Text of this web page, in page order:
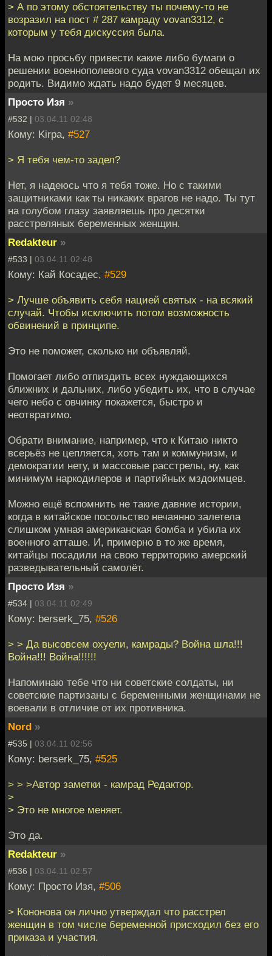
> А по этому обстоятельству ты почему-то не
возразил на пост # 287 камраду vovan3312, с
которым у тебя дискуссия была.
На мою просьбу привести какие либо бумаги о
решении военнополевого суда vovan3312 обещал их
родить. Видимо ждать надо будет 9 месяцев.
Просто Изя »
#532 | 03.04.11 02:48
Кому: Kirpa, #527
> Я тебя чем-то задел?
Нет, я надеюсь что я тебя тоже. Но с такими
защитниками как ты никаких врагов не надо. Ты тут
на голубом глазу заявляешь про десятки
расстреляных беременных женщин.
Redakteur »
#533 | 03.04.11 02:48
Кому: Кай Косадес, #529
> Лучше объявить себя нацией святых - на всякий
случай. Чтобы исключить потом возможность
обвинений в принципе.
Это не поможет, сколько ни объявляй.
Помогает либо отпиздить всех нуждающихся
ближних и дальних, либо убедить их, что в случае
чего небо с овчинку покажется, быстро и
неотвратимо.
Обрати внимание, например, что к Китаю никто
всерьёз не цепляется, хоть там и коммунизм, и
демократии нету, и массовые расстрелы, ну, как
минимум наркодилеров и партийных мздоимцев.
Можно ещё вспомнить не такие давние истории,
когда в китайское посольство нечаянно залетела
слишком умная американская бомба и убила их
военного атташе. И, примерно в то же время,
китайцы посадили на свою территорию амерский
разведывательный самолёт.
Просто Изя »
#534 | 03.04.11 02:49
Кому: berserk_75, #526
> > Да высовсем охуели, камрады? Война шла!!!
Война!!! Война!!!!!!
Напоминаю тебе что ни советские солдаты, ни
советские партизаны с беременными женщинами не
воевали в отличие от их противника.
Nord »
#535 | 03.04.11 02:56
Кому: berserk_75, #525
> > >Автор заметки - камрад Редактор.
>
> Это не многое меняет.
Это да.
Redakteur »
#536 | 03.04.11 02:57
Кому: Просто Изя, #506
> Кононова он лично утверждал что расстрел
женщин в том числе беременной присходил без его
приказа и участия.